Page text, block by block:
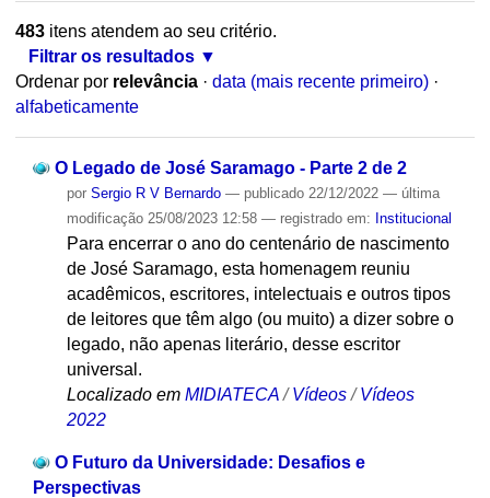
483itens atendem ao seu critério.
Filtrar os resultados
Ordenar por relevância · data (mais recente primeiro) ·
alfabeticamente
O Legado de José Saramago - Parte 2 de 2
por Sergio R V Bernardo — publicado22/12/2022 — última
modificação25/08/2023 12:58 — registrado em: Institucional
Para encerrar o ano do centenário de nascimento
de José Saramago, esta homenagem reuniu
acadêmicos, escritores, intelectuais e outros tipos
de leitores que têm algo (ou muito) a dizer sobre o
legado, não apenas literário, desse escritor
universal.
Localizado em MIDIATECA /Vídeos /Vídeos
2022
O Futuro da Universidade: Desafios e
Perspectivas